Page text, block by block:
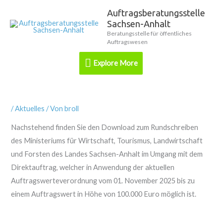
Inhalt
Auftragsberatungsstelle
Sachsen-Anhalt
Beratungsstelle für öffentliches
Auftragswesen
Explore
More
Explore More
/Aktuelles / Vonbroll
Nachstehend finden Sie den Download zum Rundschreiben
des Ministeriums für Wirtschaft, Tourismus, Landwirtschaft
und Forsten des Landes Sachsen-Anhalt im Umgang mit dem
Direktauftrag, welcher in Anwendung der aktuellen
Auftragswerteverordnung vom 01. November 2025 bis zu
einem Auftragswert in Höhe von 100.000 Euro möglich ist.